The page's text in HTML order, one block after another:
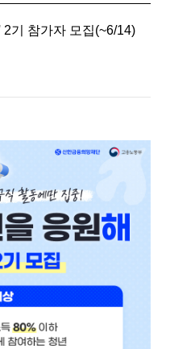
기 참가자 모집(~6/14)